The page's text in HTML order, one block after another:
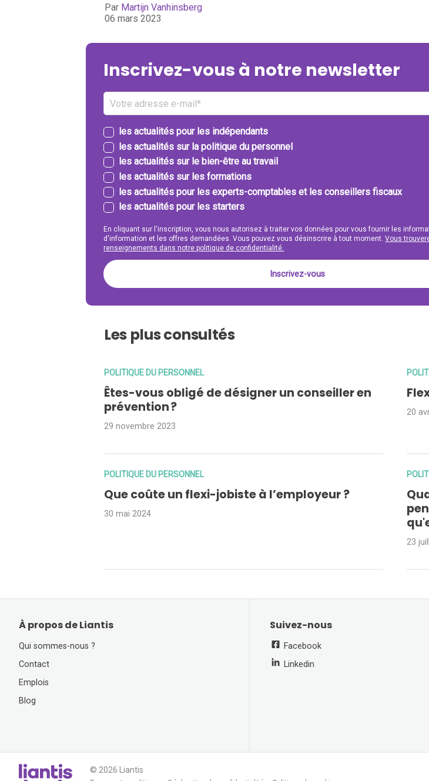
Par Martijn Vanhinsberg
06 mars 2023
Inscrivez-vous à notre newsletter
les actualités pour les indépendants
les actualités sur la politique du personnel
les actualités sur le bien-être au travail
les actualités sur les formations
les actualités pour les experts-comptables et les conseillers fiscaux
les actualités pour les starters
En cliquant sur l'inscription, vous nous autorisez à traiter vos données pour vous fournir les
d'information et les offres demandées. Vous pouvez vous désinscrire à tout moment.Vous
renseignements dans notre politique de confidentialité.
Les plus consultés
POLITIQUE DU PERSONNEL
Êtes-vous obligé de désigner un conseiller en
prévention ?
29 novembre 2023
20
POLITIQUE DU PERSONNEL
Que coûte un flexi-jobiste à l’employeur ?
30 mai 2024
23
À propos de Liantis
Qui sommes-nous ?
Contact
Emplois
Blog
Suivez-nous
Facebook
Linkedin
© 2026 Liantis